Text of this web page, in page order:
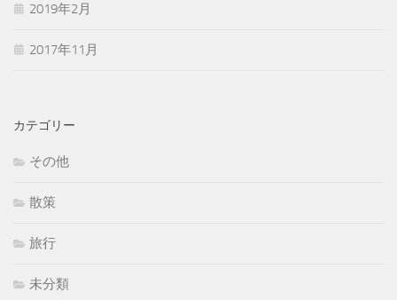
2019年2月
2017年11月
カテゴリー
その他
散策
旅行
未分類